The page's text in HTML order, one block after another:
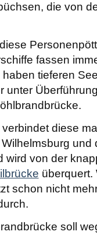
die von
fassen
haben tieferen
unter
diese
und
wird von der
überquert.
schon nicht
soll